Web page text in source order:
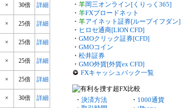
× 30倍 詳細
× 25倍 詳細
× 25倍 詳細
× 25倍 詳細
× 25倍 詳細
× 30倍 詳細
・ 羊岡三オンライン[くりっく365]
・ 羊FXブロードネット
・ 羊アイネット証券[ループイフダン]
・ ヒロセ通商[LION CFD]
・ GMOクリック証券[CFD]
・ GMOコイン
・ 松井証券
・ GMO外貨[外貨ex CFD]
FXキャッシュバック一覧
・ 決済方法 ・ 1000通貨